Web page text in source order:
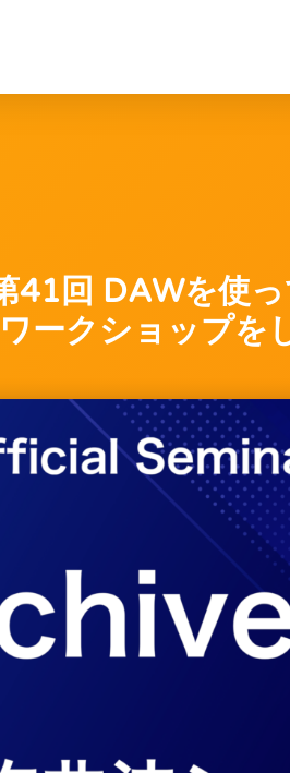
41回 DAWを使
ークショップを